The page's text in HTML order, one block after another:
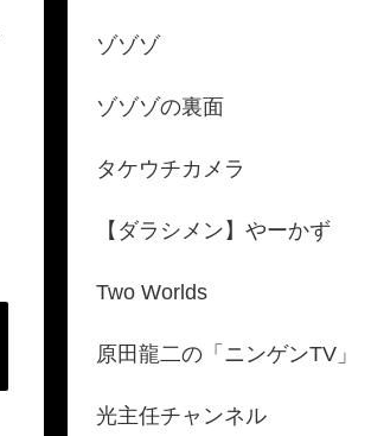
ゾゾゾ
ゾゾゾの裏面
タケウチカメラ
【ダラシメン】やーかず
Two Worlds
原田龍二の「ニンゲンTV」
光主任チャンネル